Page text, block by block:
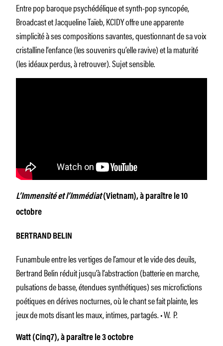
Entre pop baroque psychédélique et synth-pop syncopée,
Broadcast et Jacqueline Taïeb, KCIDY offre une apparente
simplicité à ses compositions savantes, questionnant de sa voix
cristalline l’enfance (les souvenirs qu’elle ravive) et la maturité
(les idéaux perdus, à retrouver). Sujet sensible.
L’Immensité et l’Immédiat(Vietnam), à paraître le 10
octobre
BERTRAND BELIN
Funambule entre les vertiges de l’amour et le vide des deuils,
Bertrand Belin réduit jusqu’à l’abstraction (batterie en marche,
pulsations de basse, étendues synthétiques) ses microfictions
poétiques en dérives nocturnes, où le chant se fait plainte, les
jeux de mots disant les maux, intimes, partagés. • W. P.
Watt (Cinq7), à paraître le 3 octobre